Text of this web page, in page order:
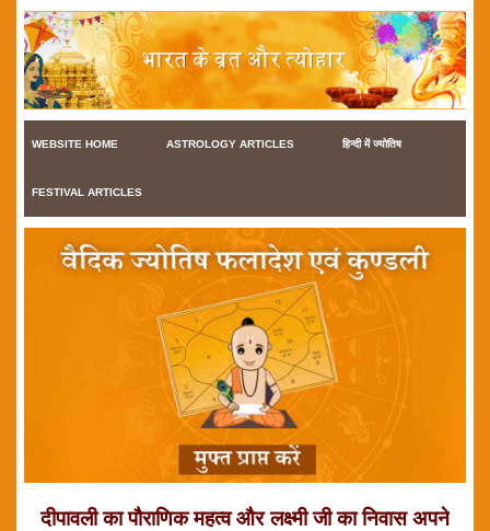
WEBSITE HOME ASTROLOGY ARTICLES हिन्दी में ज्योतिष
FESTIVAL ARTICLES
दीपावली का पौराणिक महत्व और लक्ष्मी जी का निवास अपने